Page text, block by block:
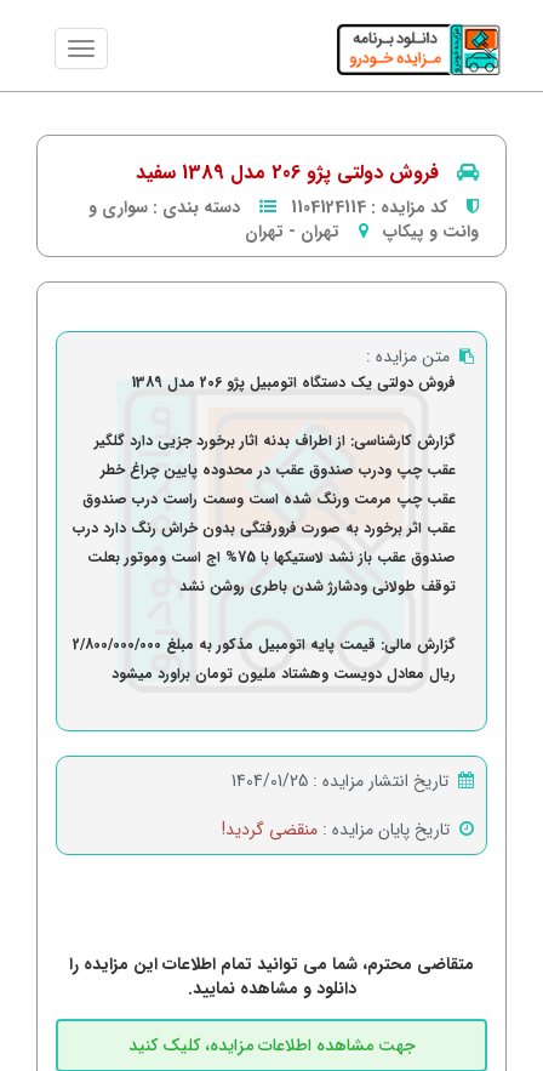
فروش دولتی پژو 206 مدل 1389 سفید
کد مزایده : 1104124114 دسته بندی : سواری و
وانت و پیکاپ
تهران - تهران
متن مزایده :
فروش دولتی یک دستگاه اتومبیل پژو 206 مدل 1389
گزارش کارشناسی: از اطراف بدنه اثار برخورد جزیی دارد گلگیر
عقب چپ ودرب صندوق عقب در محدوده پایین چراغ خطر
عقب چپ مرمت ورنگ شده است وسمت راست درب صندوق
عقب اثر برخورد به صورت فرورفتگی بدون خراش رنگ دارد درب
صندوق عقب باز نشد لاستیکها با 75% اج است وموتور بعلت
توقف طولانی ودشارژ شدن باطری روشن نشد
گزارش مالی: قیمت پایه اتومبیل مذکور به مبلغ 2/800/000/000
ریال معادل دویست وهشتاد ملیون تومان براورد میشود
تاریخ انتشار مزایده : 1404/01/25
تاریخ پایان مزایده : منقضی گردید!
متقاضی محترم، شما می توانید تمام اطلاعات این مزایده را
دانلود و مشاهده نمایید.